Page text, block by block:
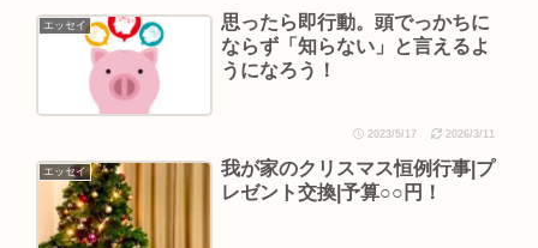
エッセイ
思ったら即行動。頭でっかちに
ならず「知らない」と言えるよ
うになろう！
2023/5/17 2026/3/11
エッセイ
我が家のクリスマス恒例行事|プ
レゼント交換|予算○○円！